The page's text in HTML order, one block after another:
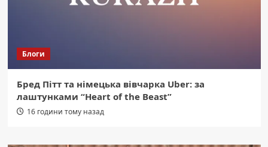
Блоги
Бред Пітт та німецька вівчарка Uber: за
лаштунками “Heart of the Beast”
16 години тому назад